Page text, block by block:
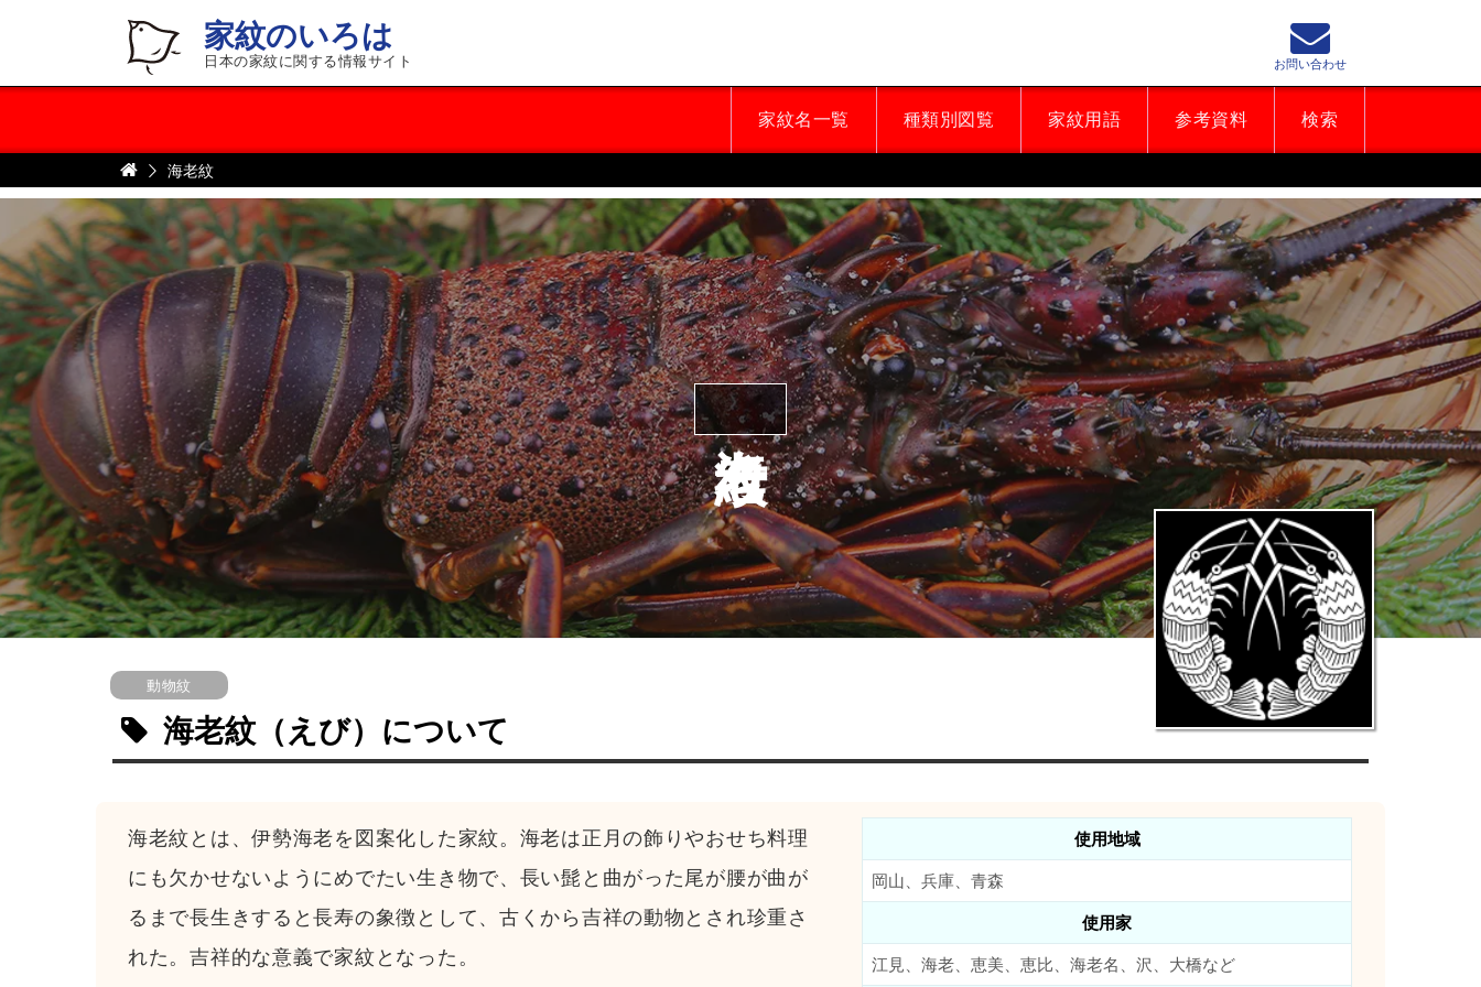
家紋のいろは
日本の家紋に関する情報サイト
家紋名一覧 種類別図覧 家紋用語 参考資料 検索
お問い合わせ
海老紋
海老紋
海老紋 （えび） について
動物紋
海老紋とは、伊勢海老を図案化した家紋。海老は正月の飾りやおせち料理
にも欠かせないようにめでたい生き物で、長い髭と曲がった尾が腰が曲が
るまで長生きすると長寿の象徴として、古くから吉祥の動物とされ珍重さ
れた。吉祥的な意義で家紋となった。
使用地域
岡山、兵庫、青森
使用家
江見、海老、恵美、恵比、海老名、沢、大橋など